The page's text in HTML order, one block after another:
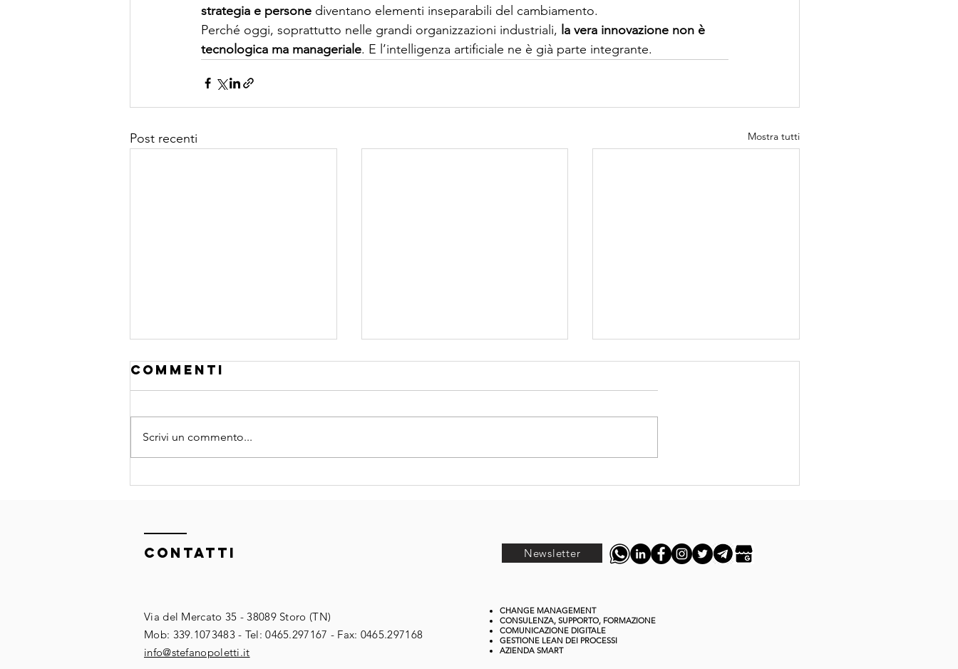
strategia e persone diventano elementi inseparabili del cambiamento.
Perché oggi, soprattutto nelle grandi organizzazioni industriali, la vera innovazione non è
tecnologica ma manageriale. E l’intelligenza artificiale ne è già parte integrante.
Post recenti Mostra tutti
3 corsi sugli
non è quantità,
è
Intelligenza
intervista con
Uniflex e
progettare
processi (e
Commenti
Scrivi un commento...
ContaTTI
Via del Mercato 35 - 38089 Storo (TN)
​​Mob: 339.1073483 - Tel: 0465.297167 - Fax: 0465.297168
​info@stefanopoletti.it
Newsletter
CHANGE MANAGEMENT
CONSULENZA, SUPPORTO, FORMAZIONE
COMUNICAZIONE DIGITALE
GESTIONE LEAN DEI PROCESSI
AZIENDA SMART